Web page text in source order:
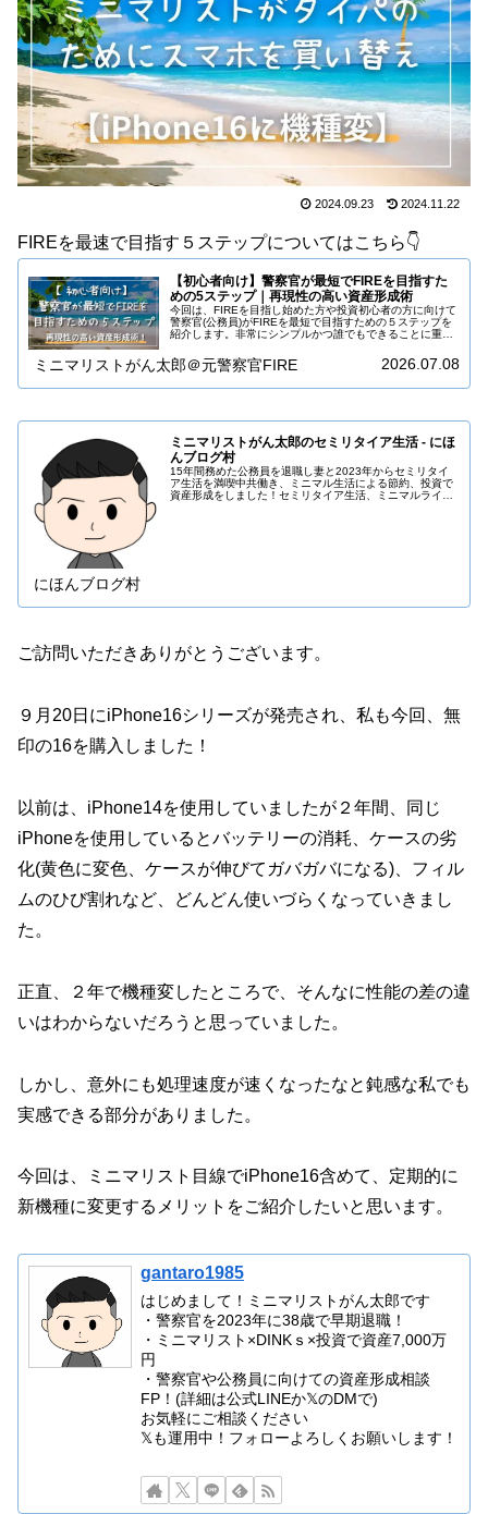
2024.09.23 2024.11.22
FIREを最速で目指す５ステップについてはこちら👇️
【初心者向け】警察官が最短でFIREを目指すた
めの5ステップ｜再現性の高い資産形成術
今回は、FIREを目指し始めた方や投資初心者の方に向けて
警察官(公務員)がFIREを最短で目指すための５ステップを
紹介します。非常にシンプルかつ誰でもできることに重点
ていただきたいと思いま…
ミニマリストがん太郎＠元警察官FIRE 2026.07.08
ミニマリストがん太郎のセミリタイア生活 - にほ
んブログ村
15年間務めた公務員を退職し妻と2023年からセミリタイ
ア生活を満喫中共働き、ミニマル生活による節約、投資で
資産形成をしました！セミリタイア生活、ミニマルライ
にほんブログ村
ご訪問いただきありがとうございます。
９月20日にiPhone16シリーズが発売され、私も今回、無
印の16を購入しました！
以前は、iPhone14を使用していましたが２年間、同じ
iPhoneを使用しているとバッテリーの消耗、ケースの劣
化(黄色に変色、ケースが伸びてガバガバになる)、フィル
ムのひび割れなど、どんどん使いづらくなっていきまし
た。
正直、２年で機種変したところで、そんなに性能の差の違
いはわからないだろうと思っていました。
しかし、意外にも処理速度が速くなったなと鈍感な私でも
実感できる部分がありました。
今回は、ミニマリスト目線でiPhone16含めて、定期的に
新機種に変更するメリットをご紹介したいと思います。
gantaro1985
はじめまして！ミニマリストがん太郎です
・警察官を2023年に38歳で早期退職！
・ミニマリスト×DINKｓ×投資で資産7,000万
円
・警察官や公務員に向けての資産形成相談
FP！(詳細は公式LINEか𝕏のDMで)
お気軽にご相談ください
𝕏も運用中！フォローよろしくお願いします！